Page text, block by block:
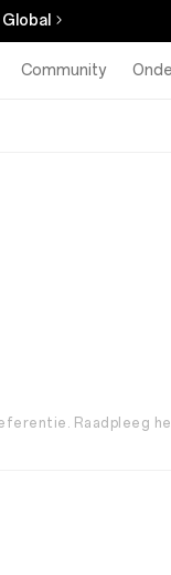
Global
Community
Raadpleeg